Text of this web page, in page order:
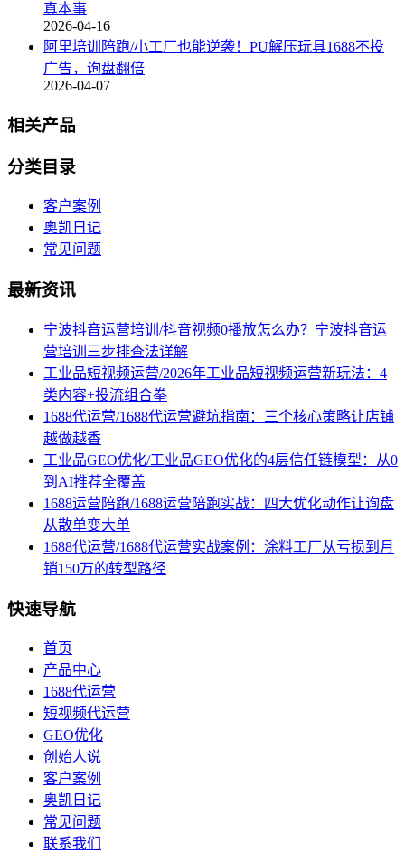
真本事
2026-04-16
阿里培训陪跑/小工厂也能逆袭！PU解压玩具1688不投
广告，询盘翻倍
2026-04-07
相关产品
分类目录
客户案例
奥凯日记
常见问题
最新资讯
宁波抖音运营培训/抖音视频0播放怎么办？宁波抖音运
营培训三步排查法详解
工业品短视频运营/2026年工业品短视频运营新玩法：4
类内容+投流组合拳
1688代运营/1688代运营避坑指南：三个核心策略让店铺
越做越香
工业品GEO优化/工业品GEO优化的4层信任链模型：从0
到AI推荐全覆盖
1688运营陪跑/1688运营陪跑实战：四大优化动作让询盘
从散单变大单
1688代运营/1688代运营实战案例：涂料工厂从亏损到月
销150万的转型路径
快速导航
首页
产品中心
1688代运营
短视频代运营
GEO优化
创始人说
客户案例
奥凯日记
常见问题
联系我们